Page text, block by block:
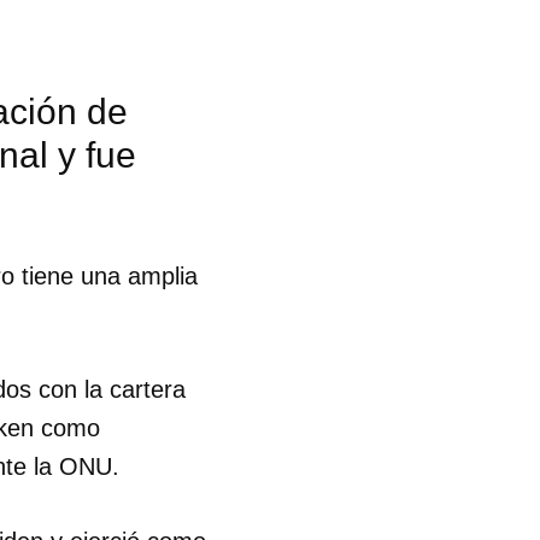
de
y fue
tiene una amplia
con la cartera
como
la ONU.